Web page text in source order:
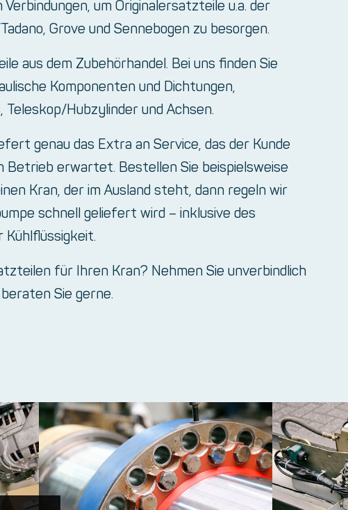
um Originalersatzteile u.a. der
Grove und Sennebogen zu besorgen.
aus dem Zubehörhandel. Bei uns finden Sie
Komponenten und Dichtungen,
Hubzylinder und Achsen.
genau das Extra an Service, das der Kunde
Betrieb erwartet. Bestellen Sie beispielsweise
Kran, der im Ausland steht, dann regeln wir
schnell geliefert wird – inklusive des
Kühlflüssigkeit.
für Ihren Kran? Nehmen Sie unverbindlich
Sie gerne.